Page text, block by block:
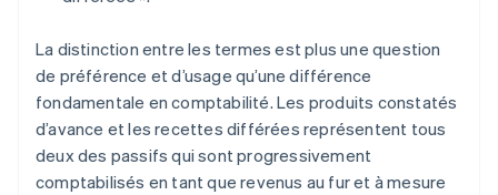
La distinction entre les termes est plus une question
de préférence et d’usage qu’une différence
fondamentale en comptabilité. Les produits constatés
d’avance et les recettes différées représentent tous
deux des passifs qui sont progressivement
comptabilisés en tant que revenus au fur et à mesure